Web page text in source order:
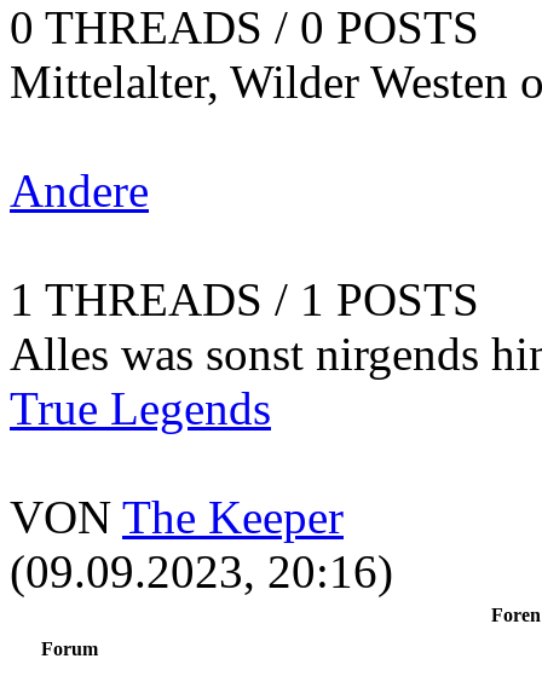
0 THREADS / 0 POSTS
Mittelalter, Wilder Westen
Andere
1 THREADS / 1 POSTS
Alles was sonst nirgends
True Legends
VON The Keeper
(09.09.2023, 20:16)
Forum